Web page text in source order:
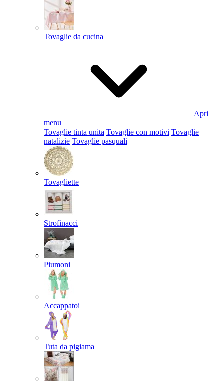
Tovaglie da cucina
Apri
menu
Tovaglie tinta unita Tovaglie con motivi Tovaglie
natalizie Tovaglie pasquali
Tovagliette
Strofinacci
Piumoni
Accappatoi
Tuta da pigiama